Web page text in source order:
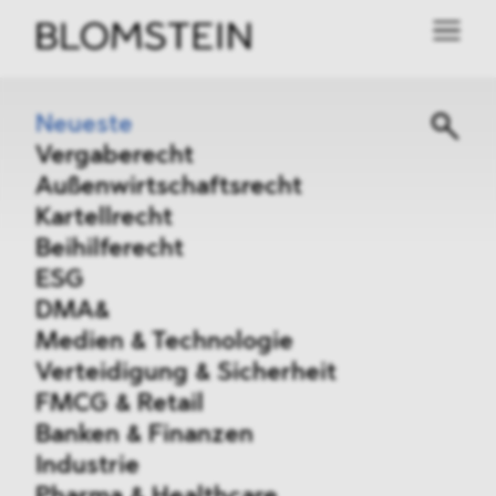
Neueste
Vergaberecht
Außenwirtschaftsrecht
Kartellrecht
Beihilferecht
ESG
DMA&
Medien & Technologie
Verteidigung & Sicherheit
FMCG & Retail
Banken & Finanzen
Industrie